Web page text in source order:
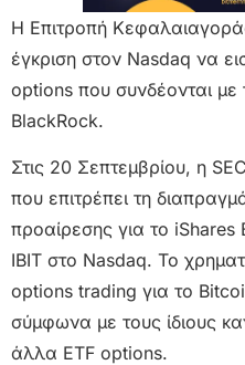
Η Επιτροπή
έγκριση στον Nasdaq να
options που συνδέονται με
BlackRock.
Στις 20 Σεπτεμβρίου, η
που επιτρέπει τη
προαίρεσης για το
IBIT στο Nasdaq. Το
options trading για το
σύμφωνα με τους ίδιους
άλλα ETF options.